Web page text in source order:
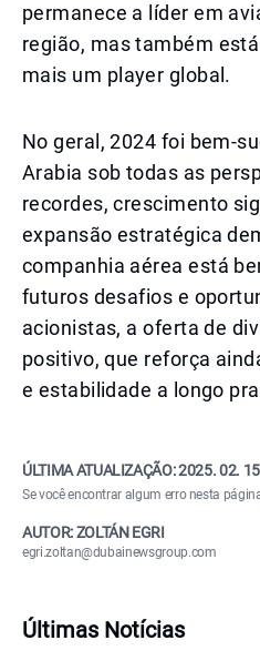
permanece a líder em
região, mas também
mais um player global.
No geral, 2024 foi bem-
Arabia sob todas as
recordes, crescimento
expansão estratégica
companhia aérea está
futuros desafios e
acionistas, a oferta de
positivo, que reforça
e estabilidade a longo
ÚLTIMA ATUALIZAÇÃO:2025. 02.
Se você encontrar algum erro nesta
AUTOR: ZOLTÁN EGRI
egri.zoltan@dubainewsgroup.com
Últimas Notícias